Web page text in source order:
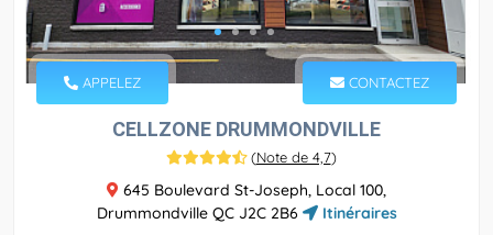
APPELEZ CONTACTEZ
CELLZONE DRUMMONDVILLE
(Note de 4,7)
645 Boulevard St-Joseph, Local 100,
Drummondville QC J2C 2B6
Itinéraires